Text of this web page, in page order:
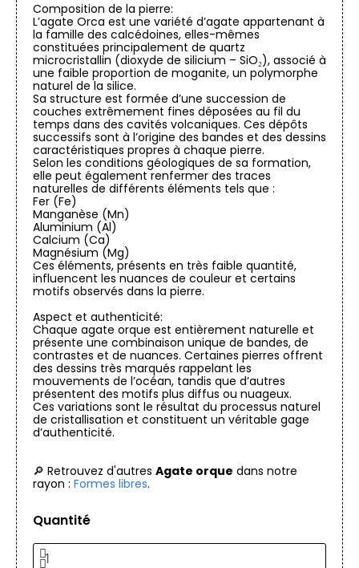
Composition de la pierre:
L’agate Orca est une variété d’agate appartenant à
la famille des calcédoines, elles-mêmes
constituées principalement de quartz
microcristallin (dioxyde de silicium – SiO₂), associé à
une faible proportion de moganite, un polymorphe
naturel de la silice.
Sa structure est formée d’une succession de
couches extrêmement fines déposées au fil du
temps dans des cavités volcaniques. Ces dépôts
successifs sont à l’origine des bandes et des dessins
caractéristiques propres à chaque pierre.
Selon les conditions géologiques de sa formation,
elle peut également renfermer des traces
naturelles de différents éléments tels que :
Fer (Fe)
Manganèse (Mn)
Aluminium (Al)
Calcium (Ca)
Magnésium (Mg)
Ces éléments, présents en très faible quantité,
influencent les nuances de couleur et certains
motifs observés dans la pierre.
Aspect et authenticité:
Chaque agate orque est entièrement naturelle et
présente une combinaison unique de bandes, de
contrastes et de nuances. Certaines pierres offrent
des dessins très marqués rappelant les
mouvements de l’océan, tandis que d’autres
présentent des motifs plus diffus ou nuageux.
Ces variations sont le résultat du processus naturel
de cristallisation et constituent un véritable gage
d’authenticité.
🔎 Retrouvez d'autres Agate orque dans notre
rayon : Formes libres.
Quantité